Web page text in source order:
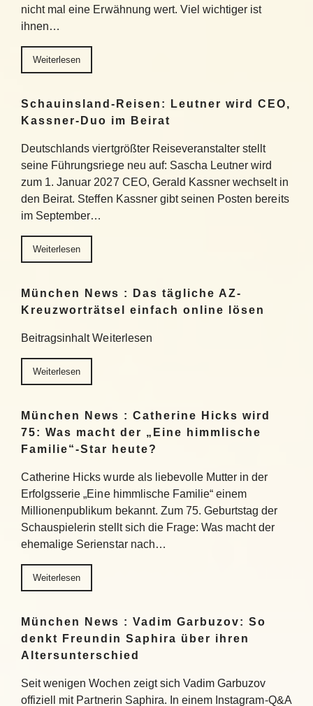
nicht mal eine Erwähnung wert. Viel wichtiger ist
ihnen…
Weiterlesen
Schauinsland-Reisen: Leutner wird CEO,
Kassner-Duo im Beirat
Deutschlands viertgrößter Reiseveranstalter stellt
seine Führungsriege neu auf: Sascha Leutner wird
zum 1. Januar 2027 CEO, Gerald Kassner wechselt in
den Beirat. Steffen Kassner gibt seinen Posten bereits
im September…
Weiterlesen
München News : Das tägliche AZ-
Kreuzworträtsel einfach online lösen
Beitragsinhalt Weiterlesen
Weiterlesen
München News : Catherine Hicks wird
75: Was macht der „Eine himmlische
Familie“-Star heute?
Catherine Hicks wurde als liebevolle Mutter in der
Erfolgsserie „Eine himmlische Familie“ einem
Millionenpublikum bekannt. Zum 75. Geburtstag der
Schauspielerin stellt sich die Frage: Was macht der
ehemalige Serienstar nach…
Weiterlesen
München News : Vadim Garbuzov: So
denkt Freundin Saphira über ihren
Altersunterschied
Seit wenigen Wochen zeigt sich Vadim Garbuzov
offiziell mit Partnerin Saphira. In einem Instagram-Q&A